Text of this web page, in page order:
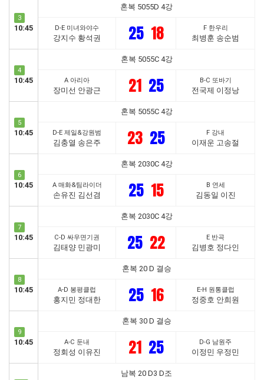
3
10:45
혼복 5055D 4강
D-E 미녀와야수
강지수 황석권 25 18 F 한우리
최병훈 송순범
4
10:45
혼복 5055C 4강
A 아리아
장미선 안광근 21 25 B-C 또바기
전국제 이정낭
5
10:45
혼복 5055C 4강
D-E 제일&강원범
김충열 송은주 23 25 F 강내
이재운 고송절
6
10:45
혼복 2030C 4강
A 매화&팀라이더
손유진 김선겸 25 15 B 연세
김동일 이진
7
10:45
혼복 2030C 4강
C-D 싸우면기권
김태양 민광미 25 22 E 반곡
김병호 정다인
8
10:45
혼복 20 D 결승
A-D 봉평클럽
홍지민 정대한 25 16 E-H 원통클럽
정중호 안희원
9
10:45
혼복 30 D 결승
A-C 둔내
정회성 이유진 21 25 D-G 남원주
이정민 우정민
남복 20 D3 D조